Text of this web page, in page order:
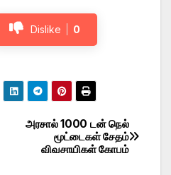
Dislike 0
அரசால் 1000 டன் நெல்
மூட்டைகள் சேதம்
விவசாயிகள் கோபம்